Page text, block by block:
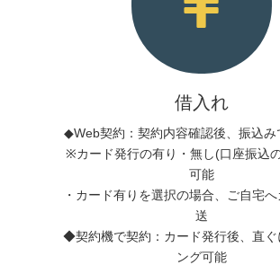
借入れ
◆Web契約：契約内容確認後、振込み
※カード発行の有り・無し(口座振込
可能
・カード有りを選択の場合、ご自宅
送
◆契約機で契約：カード発行後、直ぐ
ング可能